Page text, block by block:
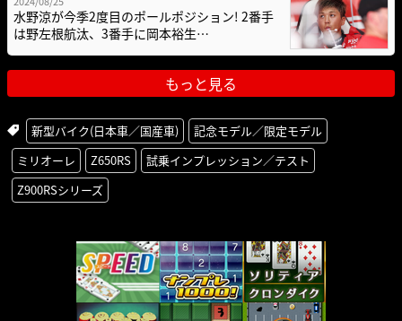
水野涼が今季2度目のポールポジション! 2番手
は野左根航汰、3番手に岡本裕生…
もっと見る
新型バイク(日本車／国産車)
記念モデル／限定モデル
ミリオーレ
Z650RS
試乗インプレッション／テスト
Z900RSシリーズ